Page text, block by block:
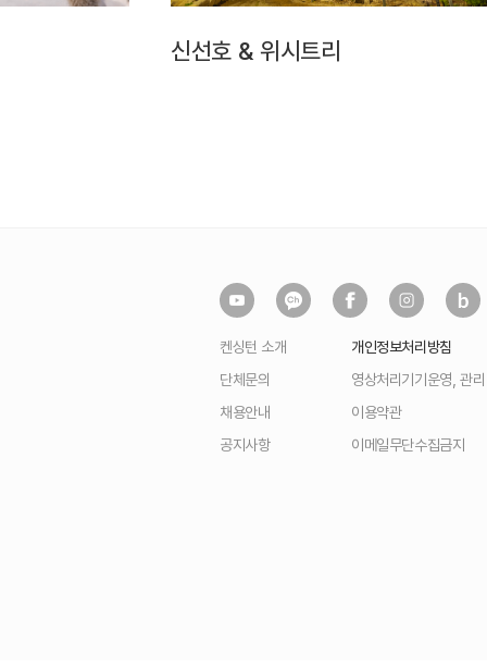
신선호 & 위시트리
켄싱턴 소개
단체문의
채용안내
공지사항
개인정보처리방침
영상처리기기운영, 관
이용약관
이메일무단수집금지